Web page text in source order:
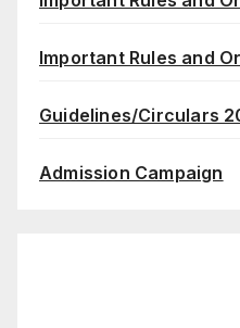
Important Rules and
Guidelines/Circulars
Admission Campaign